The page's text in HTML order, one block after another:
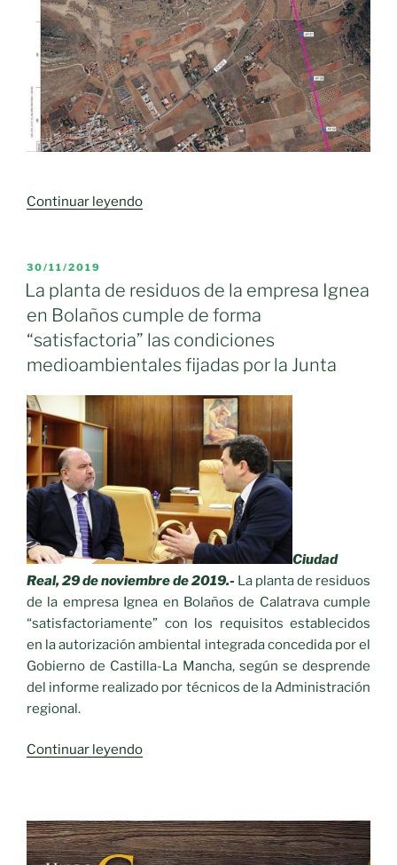
de
euros»
Continuar leyendo«La
de
Calatrava
dará
servicio
a
Bolaños
a
través
de
una
Línea
de
A.T.
que
discurrirá
por
la
sierra
Del
Moral.»
PUBLICADO
EL
30/11/2019
La planta de residuos de la empresa Ignea
en Bolaños cumple de forma
“satisfactoria” las condiciones
medioambientales fijadas por la Junta
Ciudad
Real, 29 de noviembre de 2019.- La planta de residuos
de la empresa Ignea en Bolaños de Calatrava cumple
“satisfactoriamente” con los requisitos establecidos
en la autorización ambiental integrada concedida por el
Gobierno de Castilla-La Mancha, según se desprende
del informe realizado por técnicos de la Administración
regional.
Continuar leyendo«La
de
la